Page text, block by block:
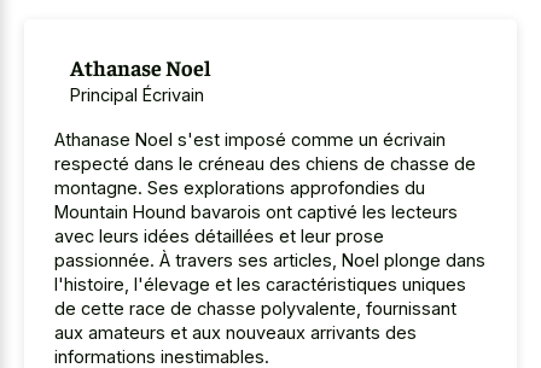
Athanase Noel
Principal Écrivain
Athanase Noel s'est imposé comme un écrivain
respecté dans le créneau des chiens de chasse de
montagne. Ses explorations approfondies du
Mountain Hound bavarois ont captivé les lecteurs
avec leurs idées détaillées et leur prose
passionnée. À travers ses articles, Noel plonge dans
l'histoire, l'élevage et les caractéristiques uniques
de cette race de chasse polyvalente, fournissant
aux amateurs et aux nouveaux arrivants des
informations inestimables.